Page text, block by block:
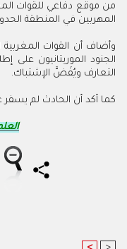
من موقع دفاعي للقوات
المهربين في المنطقة
وأضاف أن القوات المغربية
الجنود الموريتانيون على
التعارف ويُفَضَّ الإشتباك.
كما أكد أن الحادث لم